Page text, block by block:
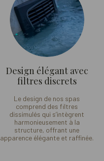
Design élégant avec
filtres discrets
Le design de nos spas
comprend des filtres
dissimulés qui s’intègrent
harmonieusement à la
structure, offrant une
apparence élégante et raffinée.